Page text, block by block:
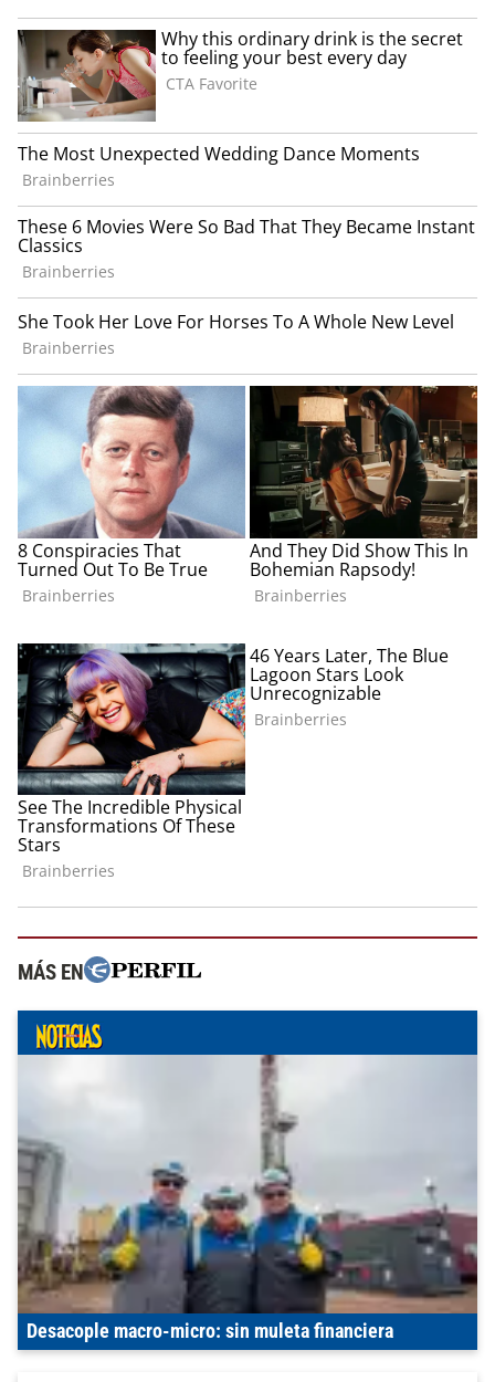
MÁS EN
Desacople macro-micro: sin muleta financiera